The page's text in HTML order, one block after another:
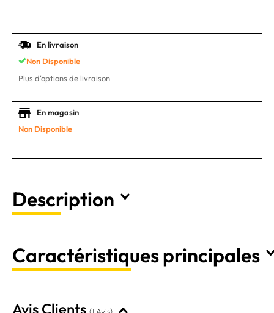
En livraison
Non Disponible
Plus d'options de livraison
En magasin
Non Disponible
Description
Caractéristiques principales
Avis Clients